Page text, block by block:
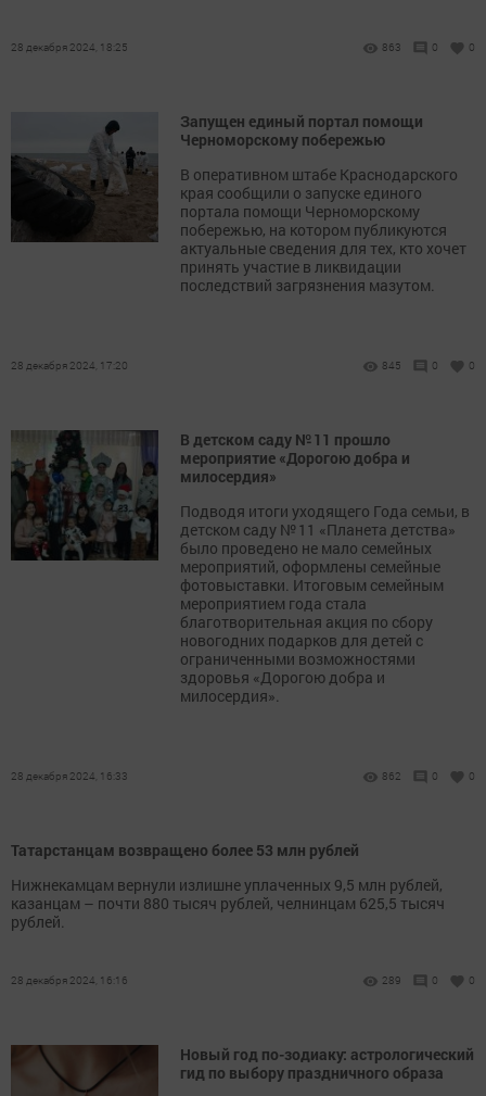
28 декабря 2024, 18:25 863 0 0
Запущен единый портал помощи
Черноморскому побережью
В оперативном штабе Краснодарского
края сообщили о запуске единого
портала помощи Черноморскому
побережью, на котором публикуются
актуальные сведения для тех, кто хочет
принять участие в ликвидации
последствий загрязнения мазутом.
28 декабря 2024, 17:20 845 0 0
В детском саду № 11 прошло
мероприятие «Дорогою добра и
милосердия»
Подводя итоги уходящего Года семьи, в
детском саду № 11 «Планета детства»
было проведено не мало семейных
мероприятий, оформлены семейные
фотовыставки. Итоговым семейным
мероприятием года стала
благотворительная акция по сбору
новогодних подарков для детей с
ограниченными возможностями
здоровья «Дорогою добра и
милосердия».
28 декабря 2024, 16:33 862 0 0
Татарстанцам возвращено более 53 млн рублей
Нижнекамцам вернули излишне уплаченных 9,5 млн рублей,
казанцам – почти 880 тысяч рублей, челнинцам 625,5 тысяч
рублей.
28 декабря 2024, 16:16 289 0 0
Новый год по-зодиаку: астрологический
гид по выбору праздничного образа